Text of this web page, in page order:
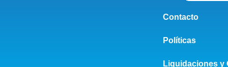
Contacto
Políticas
Liquidaciones y